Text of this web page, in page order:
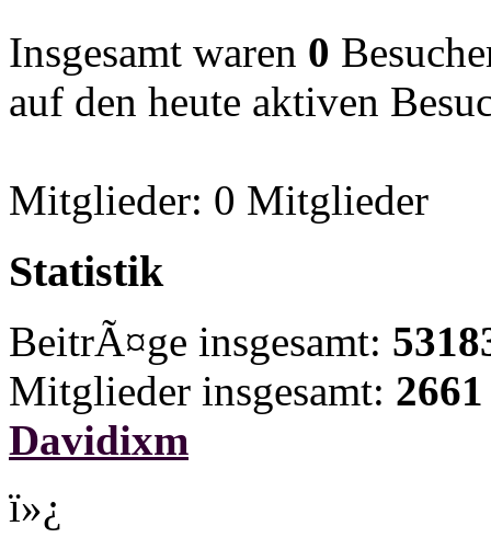
Insgesamt waren 0
auf den heute aktiven
Mitglieder: 0 Mitglieder
Statistik
BeitrÃ¤ge insgesamt:
Mitglieder insgesamt: 2661
Davidixm
ï»¿